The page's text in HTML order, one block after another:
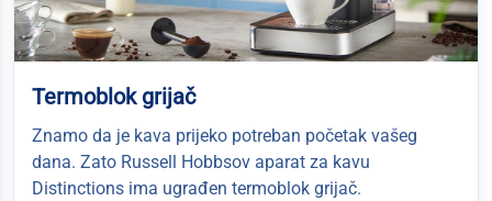
Termoblok grijač
Znamo da je kava prijeko potreban početak vašeg
dana. Zato Russell Hobbsov aparat za kavu
Distinctions ima ugrađen termoblok grijač.